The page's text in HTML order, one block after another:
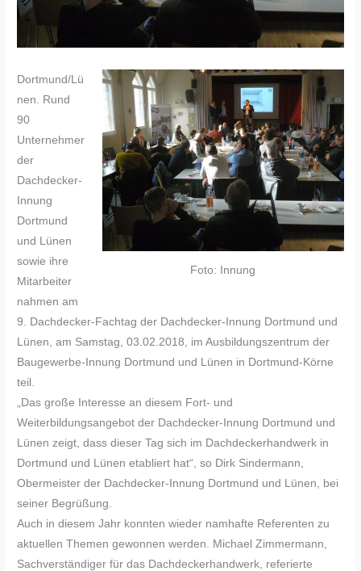
Foto: Innung
Dortmund/Lü
nen. Rund
90
Unternehmer
der
Dachdecker-
Innung
Dortmund
und Lünen
sowie ihre
Mitarbeiter
nahmen am
9. Dachdecker-Fachtag der Dachdecker-Innung Dortmund und
Lünen, am Samstag, 03.02.2018, im Ausbildungszentrum der
Baugewerbe-Innung Dortmund und Lünen in Dortmund-Körne
teil.
„Das große Interesse an diesem Fort- und
Weiterbildungsangebot der Dachdecker-Innung Dortmund und
Lünen zeigt, dass dieser Tag sich im Dachdeckerhandwerk in
Dortmund und Lünen etabliert hat“, so Dirk Sindermann,
Obermeister der Dachdecker-Innung Dortmund und Lünen, bei
seiner Begrüßung.
Auch in diesem Jahr konnten wieder namhafte Referenten zu
aktuellen Themen gewonnen werden. Michael Zimmermann,
Sachverständiger für das Dachdeckerhandwerk, referierte